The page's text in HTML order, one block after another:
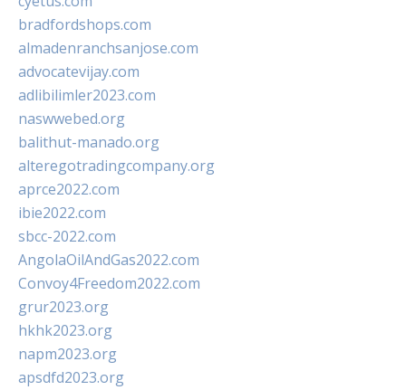
bradfordshops.com
almadenranchsanjose.com
advocatevijay.com
adlibilimler2023.com
naswwebed.org
balithut-manado.org
alteregotradingcompany.org
aprce2022.com
ibie2022.com
sbcc-2022.com
AngolaOilAndGas2022.com
Convoy4Freedom2022.com
grur2023.org
hkhk2023.org
napm2023.org
apsdfd2023.org